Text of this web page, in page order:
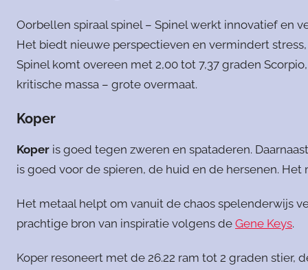
Oorbellen spiraal spinel – Spinel werkt innovatief en
Het biedt nieuwe perspectieven en vermindert
Spinel komt overeen met 2,00 tot 7,37 graden
kritische massa – grote overmaat.
Koper
Koper is goed tegen zweren en spataderen.
is goed voor de spieren, de huid en de hersenen.
Het metaal helpt om vanuit de chaos spelenderwijs
prachtige bron van inspiratie volgens de Gene Keys.
Koper resoneert met de 26.22 ram tot 2 graden stier,